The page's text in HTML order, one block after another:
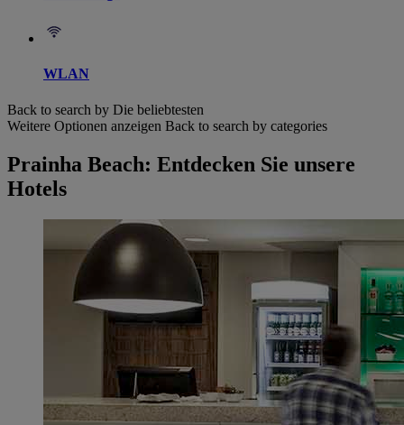
WLAN
Back to search by Die beliebtesten
Weitere Optionen anzeigen Back to search by categories
Prainha Beach: Entdecken Sie unsere
Hotels